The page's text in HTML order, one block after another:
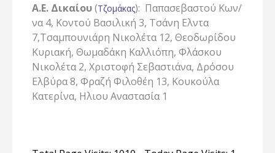
Α.Ε. Δικαίου(Τζομάκας): Παπασεβαστού Κων/
να 4, Κοντού Βασιλική 3, Τσάνη Ελντα
7,Τσαμπουνιάρη Νικολέτα 12, Θεοδωρίδου
Κυριακή, Θωμαδάκη Καλλιόπη, Φλάσκου
Νικολέτα 2, Χριστοφή Σεβαστιάνα, Δρόσου
Ελβύρα 8, Φραζή Φιλοθέη 13, Κουκούλα
Κατερίνα, Ηλιου Αναστασία 1